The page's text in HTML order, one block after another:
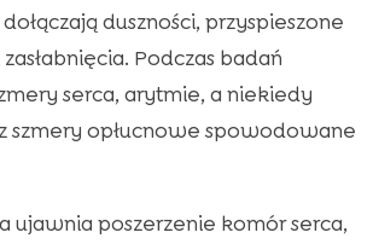
duszności, przyspieszone
Podczas badań
serca, arytmie, a niekiedy
szmery opłucnowe spowodowane
ujawnia poszerzenie komór serca,